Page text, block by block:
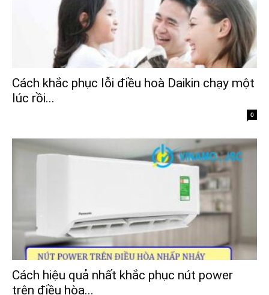
Cách khắc phục lỗi điều hoà Daikin chạy một
lúc rồi...
0
Cách hiệu quả nhất khắc phục nút power
trên điều hòa...